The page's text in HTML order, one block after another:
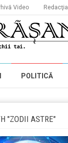
Video Redacţia
POLITICĂ
"ZODII ASTRE"